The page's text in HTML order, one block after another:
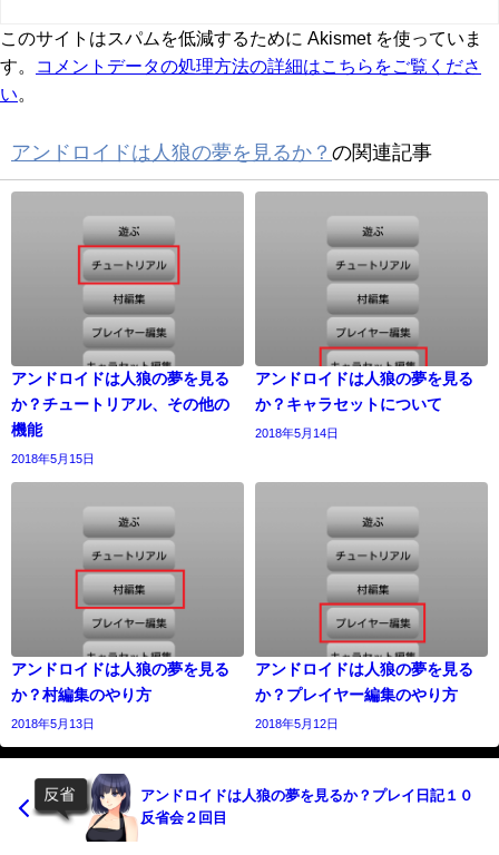
このサイトはスパムを低減するために Akismet を使っていま
す。
コメントデータの処理方法の詳細はこちらをご覧くださ
い
アンドロイドは人狼の夢を見るか？ の関連記事
アンドロイドは人狼の夢を見る
か？チュートリアル、その他の
機能
2018年5月15日
アンドロイドは人狼の夢を見る
か？キャラセットについて
2018年5月14日
アンドロイドは人狼の夢を見る
か？村編集のやり方
2018年5月13日
アンドロイドは人狼の夢を見る
か？プレイヤー編集のやり方
2018年5月12日
アンドロイドは人狼の夢を見るか？プレイ日記１０
反省会２回目